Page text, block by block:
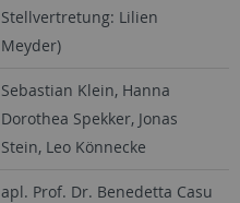
Stellvertretung: Lilien
Meyder)
Sebastian Klein, Hanna
Dorothea Spekker, Jonas
Stein, Leo Könnecke
apl. Prof. Dr. Benedetta Casu